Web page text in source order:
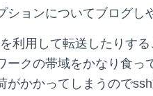
ションについてブログし
利用して転送したりす
ークの帯域をかなり食っ
がかかってしまうので